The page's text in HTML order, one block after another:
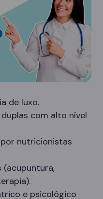
de luxo.
com alto nível
nutricionistas
(acupuntura,
e psicológico